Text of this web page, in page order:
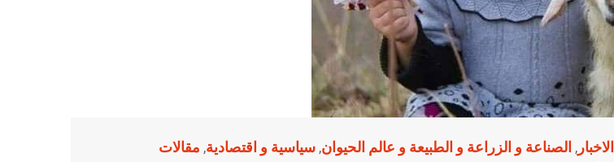
الاخبار , الصناعة و الزراعة و الطبيعة و عالم الحيوان, سياسية و اقتصادية, مقالات